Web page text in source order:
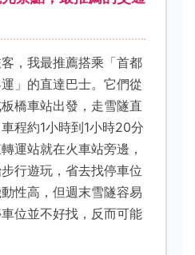
，我最推薦搭乘「首都
」的直達巴士。它們從
橋車站出發，走雪隧直
程約1小時到1小時20分
運站就在火車站旁邊，
行遊玩，省去找停車位
性高，但週末雪隧容易
位並不好找，反而可能